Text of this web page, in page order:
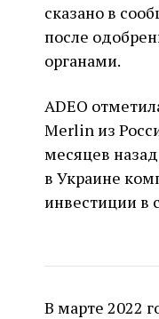
сказано в
после
органами.
ADEO
Merlin из
месяцев
в Украине
инвестиции в
В марте 2022